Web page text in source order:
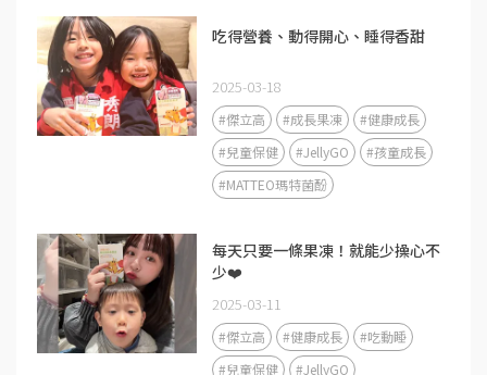
吃得營養、動得開心、睡得香甜
2025-03-18
#傑立高 #成長果凍
#健康成長
#兒童保健
#JellyGO
#孩童成長
#MATTEO瑪特菌酚
每天只要一條果凍！就能少操心不
少❤️
2025-03-11
#傑立高 #健康成長
#吃動睡
#兒童保健
#JellyGO